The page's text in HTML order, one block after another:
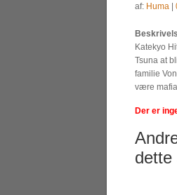
af: Huma
Katekyo
Tsuna at
familie
være
Der er
dette